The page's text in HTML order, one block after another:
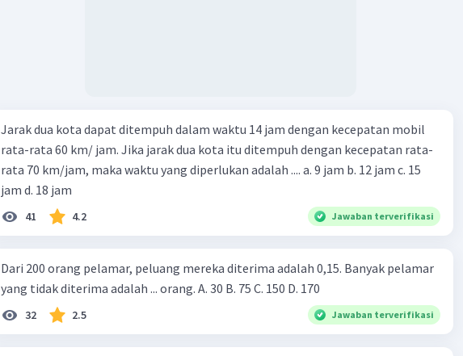
Jarak dua kota dapat ditempuh dalam waktu 14 jam dengan kecepatan mobil
rata-rata 60 km/ jam. Jika jarak dua kota itu ditempuh dengan kecepatan rata-
rata 70 km/jam, maka waktu yang diperlukan adalah .... a. 9 jam b. 12 jam c. 15
jam d. 18 jam
41 4.2 Jawaban terverifikasi
Dari 200 orang pelamar, peluang mereka diterima adalah 0,15. Banyak pelamar
yang tidak diterima adalah ... orang. A. 30 B. 75 C. 150 D. 170
32 2.5 Jawaban terverifikasi